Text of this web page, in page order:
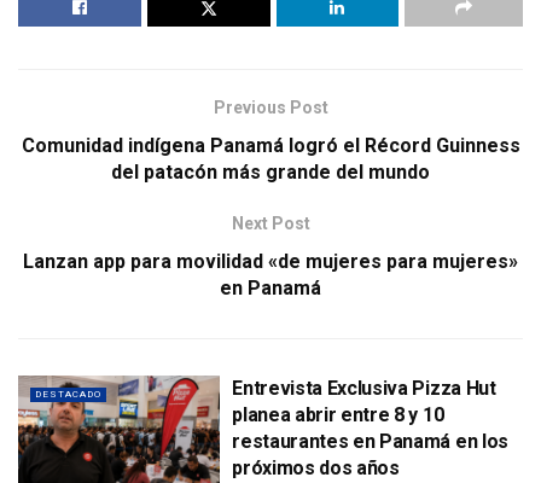
Previous Post
Comunidad indígena Panamá logró el Récord Guinness
del patacón más grande del mundo
Next Post
Lanzan app para movilidad «de mujeres para mujeres»
en Panamá
DESTACADO
Entrevista Exclusiva Pizza Hut
planea abrir entre 8 y 10
restaurantes en Panamá en los
próximos dos años